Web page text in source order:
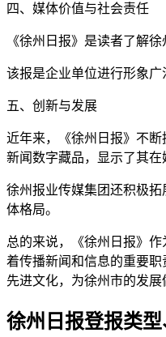
四、媒体价值与社会责任
《徐州日报》是读者了解
该报是企业单位进行形象广
五、创新与发展
近年来，《徐州日报》不
新闻数字藏品，显示了其在
徐州报业传媒集团还积极
体格局。
总的来说，《徐州日报》
着传播新闻和信息的重要
先进文化，为徐州市的发展
徐州日报登报类型